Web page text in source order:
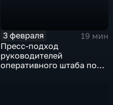
3 февраля
19 мин
Пресс-подход
руководителей
оперативного штаба по